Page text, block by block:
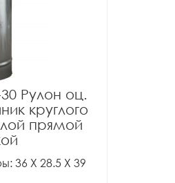
Рулон оц.
круглого
прямой
36 X 28.5 X 39